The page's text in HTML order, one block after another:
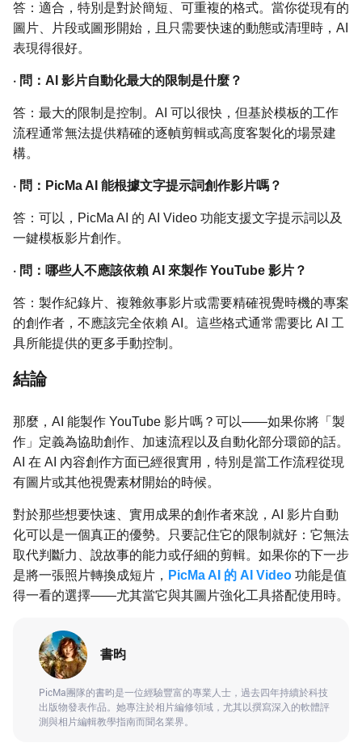
答：適合，特別是對於簡短、可重複的格式。當你從現有的
圖片、片段或圖形開始，且只需要快速的動態或清理時，AI
表現得很好。
· 問：AI 影片自動化最大的限制是什麼？
答：最大的限制是控制。AI 可以很快，但基於模板的工作
流程通常無法提供精確的逐幀剪輯或高度客製化的場景建
構。
· 問：PicMa AI 能根據文字提示詞創作影片嗎？
答：可以，PicMa AI 的 AI Video 功能支援文字提示詞以及
一鍵模板影片創作。
· 問：哪些人不應該依賴 AI 來製作 YouTube 影片？
答：製作紀錄片、複雜敘事影片或需要精確視覺時機的專案
的創作者，不應該完全依賴 AI。這些格式通常需要比 AI 工
具所能提供的更多手動控制。
結論
那麼，AI 能製作 YouTube 影片嗎？可以——如果你將「製
作」定義為協助創作、加速流程以及自動化部分環節的話。
AI 在 AI 內容創作方面已經很實用，特別是當工作流程從現
有圖片或其他視覺素材開始的時候。
對於那些想要快速、實用成果的創作者來說，AI 影片自動
化可以是一個真正的優勢。只要記住它的限制就好：它無法
取代判斷力、說故事的能力或仔細的剪輯。如果你的下一步
是將一張照片轉換成短片， PicMa AI 的 AI Video 功能是值
得一看的選擇——尤其當它與其圖片強化工具搭配使用時。
書昀
PicMa團隊的書昀是一位經驗豐富的專業人士，過去四年持續於科技
出版物發表作品。她專注於相片編修領域，尤其以撰寫深入的軟體評
測與相片編輯教學指南而聞名業界。